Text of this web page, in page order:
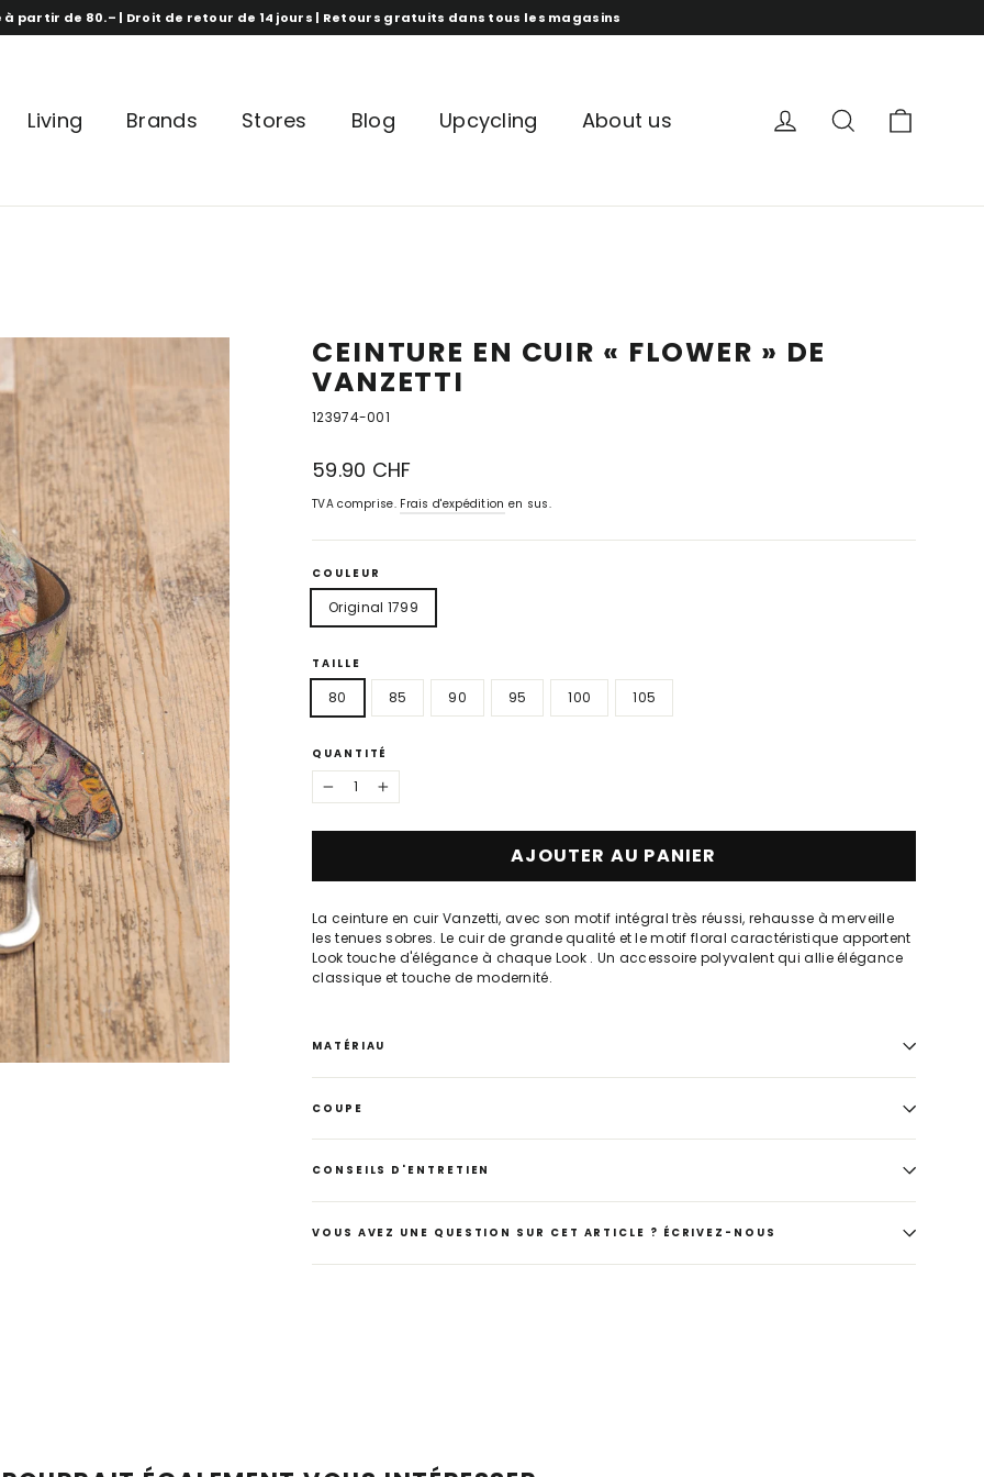
partir de 80.– | Droit de retour de 14 jours | Retours gratuits dans tous les magasins
Living Brands Stores Blog Upcycling About us compterecherche
CEINTURE EN CUIR « FLOWER » DE
VANZETTI
123974-001
Prix
normal
59.90 CHF
TVA comprise. Frais d'expédition en sus.
COULEUR
Original 1799
TAILLE
80 85 90 95 100 105
QUANTITÉ
+
AJOUTER AU PANIER
La ceinture en cuir Vanzetti, avec son motif intégral très réussi, rehausse à merveille
les tenues sobres. Le cuir de grande qualité et le motif floral caractéristique apportent
Look touche d'élégance à chaque Look . Un accessoire polyvalent qui allie élégance
classique et touche de modernité.
MATÉRIAU
COUPE
CONSEILS D'ENTRETIEN
VOUS AVEZ UNE QUESTION SUR CET ARTICLE ? ÉCRIVEZ-NOUS